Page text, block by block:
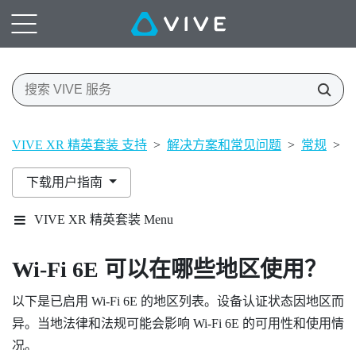
VIVE XR 精英套装 支持 > 解决方案和常见问题 > 常规 >
下载用户指南
VIVE XR 精英套装 Menu
Wi‍-Fi 6E 可以在哪些地区使用？
以下是已启用 Wi‍-Fi 6E 的地区列表。设备认证状态因地区而
异。当地法律和法规可能会影响 Wi‍-Fi 6E 的可用性和使用情
况。